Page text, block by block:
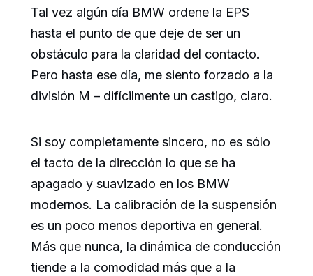
Tal vez algún día BMW ordene la EPS
hasta el punto de que deje de ser un
obstáculo para la claridad del contacto.
Pero hasta ese día, me siento forzado a la
división M – difícilmente un castigo, claro.
Si soy completamente sincero, no es sólo
el tacto de la dirección lo que se ha
apagado y suavizado en los BMW
modernos. La calibración de la suspensión
es un poco menos deportiva en general.
Más que nunca, la dinámica de conducción
tiende a la comodidad más que a la